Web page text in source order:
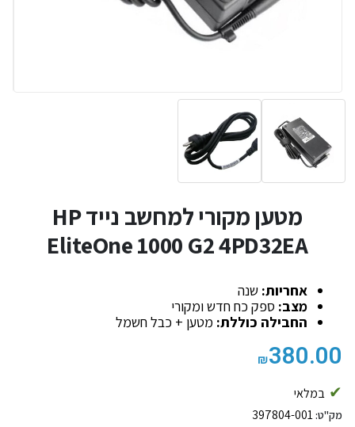
מטען מקורי למחשב נייד HP
EliteOne 1000 G2 4PD32EA
אחריות: שנה
מצב: ספק כח חדש ומקורי
החבילה כוללת: מטען + כבל חשמל
₪380.00
במלאי
מק"ט:397804-001